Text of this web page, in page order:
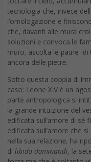
tecnologia che, invece
l’omologazione e
che, davanti alle mura
soluzioni e convoca le
muro, ascolta le paure di
ancora delle pietre.
Sotto questa coppia di
caso: Leone XIV è un
parte antropologica si
la grande intuizione del
edificata sull’amore di sé
edificata sull’amore che
nella sua relazione, ha
di libido dominandi, la